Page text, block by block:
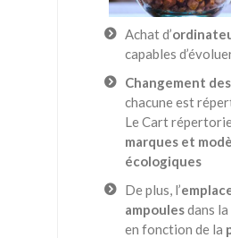
Achat d’
capables
Changement
chacune est
Le Cart
marques et
écologiques
De plus, l’
ampoulesdans
en fonction de la